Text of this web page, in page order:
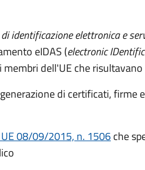
identificazione elettronica e
eIDAS (electronic
dell'UE che
di certificati, firme
08/09/2015, n. 1506che